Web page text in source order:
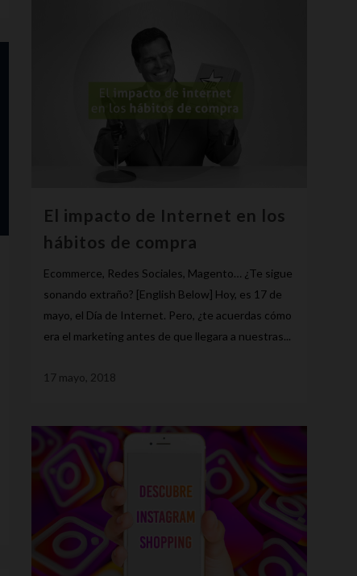
El impacto de Internet en los
hábitos de compra
Ecommerce, Redes Sociales, Magento… ¿Te sigue
sonando extraño? [English Below] Hoy, es 17 de
mayo, el Día de Internet. Pero, ¿te acuerdas cómo
era el marketing antes de que llegara a nuestras...
17 mayo, 2018